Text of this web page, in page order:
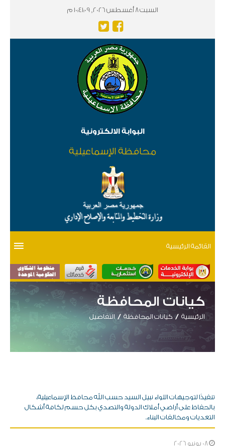
السبت 8 أغسطس 2026, 10:41:09 م
البوابة الالكترونية
محافظة الإسماعيلية
القائمة الرئيسية
كيانات المحافظة
الرئيسية كيانات المحافظة التفاصيل
تنفيذًا لتوجيهات اللواء نبيل السيد حسب الله محافظ الإسماعيلية،
بالحفاظ على أراضي أملاك الدولة والتصدي بكل حسم لكافة أشكال
التعديات ومخالفات البناء.